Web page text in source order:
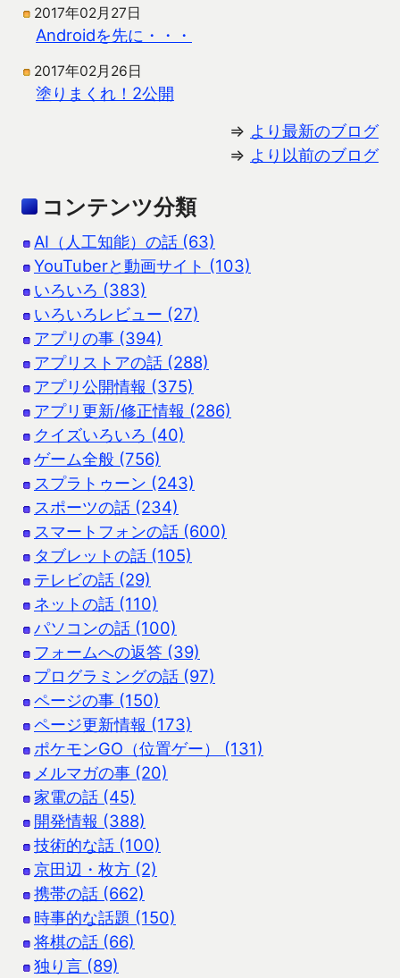
2017年02月27日
Androidを先に・・・
2017年02月26日
塗りまくれ！2公開
⇒ より最新のブログ
⇒ より以前のブログ
コンテンツ分類
AI（人工知能）の話 (63)
YouTuberと動画サイト (103)
いろいろ (383)
いろいろレビュー (27)
アプリの事 (394)
アプリストアの話 (288)
アプリ公開情報 (375)
アプリ更新/修正情報 (286)
クイズいろいろ (40)
ゲーム全般 (756)
スプラトゥーン (243)
スポーツの話 (234)
スマートフォンの話 (600)
タブレットの話 (105)
テレビの話 (29)
ネットの話 (110)
パソコンの話 (100)
フォームへの返答 (39)
プログラミングの話 (97)
ページの事 (150)
ページ更新情報 (173)
ポケモンGO（位置ゲー） (131)
メルマガの事 (20)
家電の話 (45)
開発情報 (388)
技術的な話 (100)
京田辺・枚方 (2)
携帯の話 (662)
時事的な話題 (150)
将棋の話 (66)
独り言 (89)